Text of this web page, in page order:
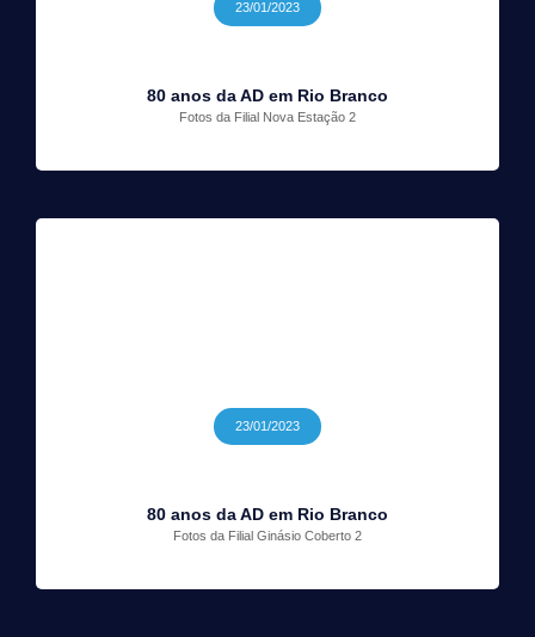
23/01/2023
80 anos da AD em Rio Branco
Fotos da Filial Nova Estação 2
23/01/2023
80 anos da AD em Rio Branco
Fotos da Filial Ginásio Coberto 2